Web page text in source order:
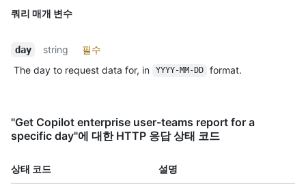
쿼리 매개 변수
day string
필수
The day to request data for, in
YYYY-MM-DD format.
"Get Copilot enterprise user-teams report for a
specific day"에 대한 HTTP 응답 상태 코드
상태 코드 설명